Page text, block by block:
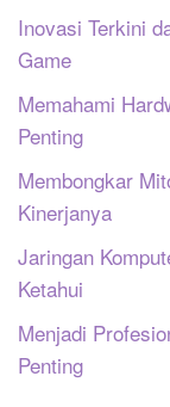
Inovasi Terkini
Game
Memahami
Penting
Membongkar
Kinerjanya
Jaringan
Ketahui
Menjadi
Penting